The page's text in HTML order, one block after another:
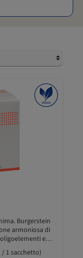
Burgerstein
armoniosa di
e
impegno per il
/ 1 sacchetto)